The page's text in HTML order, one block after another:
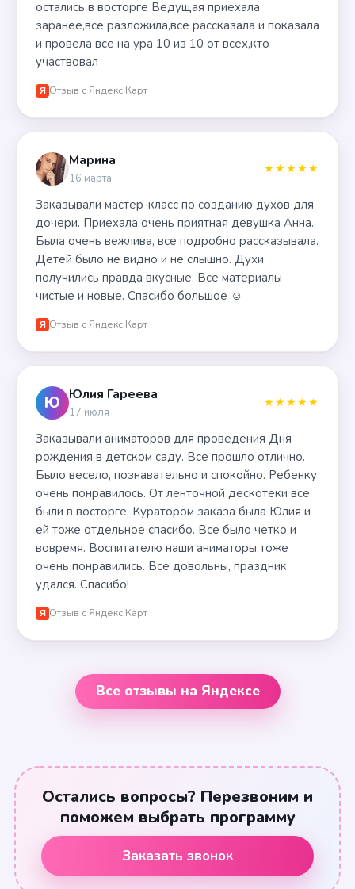
остались в восторге Ведущая приехала
заранее,все разложила,все рассказала и показала
и провела все на ура 10 из 10 от всех,кто
участвовал
Я Отзыв с Яндекс.Карт
Марина
16 марта
★★★★★
Заказывали мастер-класс по созданию духов для
дочери. Приехала очень приятная девушка Анна.
Была очень вежлива, все подробно рассказывала.
Детей было не видно и не слышно. Духи
получились правда вкусные. Все материалы
чистые и новые. Спасибо большое ☺️
Я Отзыв с Яндекс.Карт
Ю Юлия Гареева
17 июля
★★★★★
Заказывали аниматоров для проведения Дня
рождения в детском саду. Все прошло отлично.
Было весело, познавательно и спокойно. Ребенку
очень понравилось. От ленточной дескотеки все
были в восторге. Куратором заказа была Юлия и
ей тоже отдельное спасибо. Все было четко и
вовремя. Воспитателю наши аниматоры тоже
очень понравились. Все довольны, праздник
удался. Спасибо!
Я Отзыв с Яндекс.Карт
Все отзывы на Яндексе
Остались вопросы? Перезвоним и
поможем выбрать программу
Заказать звонок